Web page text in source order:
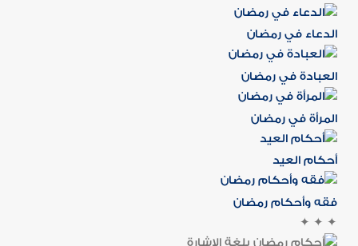
الدعاء في رمضان
العبادة في رمضان
المرأة في رمضان
أحكام العيد
فقه وأحكام رمضان
✦
✦
✦